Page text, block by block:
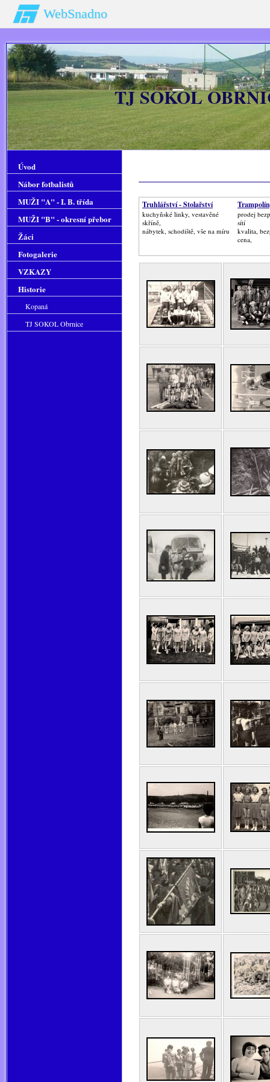
WebSnadno
TJ SOKOL
Truhlářství - Stolařství
kuchyňské linky, vestavěné
skříně,
nábytek, schodiště, vše na míru
prodej
sítí
kvalita,
cena,
Úvod
Nábor fotbalistů
MUŽI "A" - I. B. třída
MUŽI "B" - okresní přebor
Žáci
Fotogalerie
VZKAZY
Historie
Kopaná
TJ SOKOL Obrnice